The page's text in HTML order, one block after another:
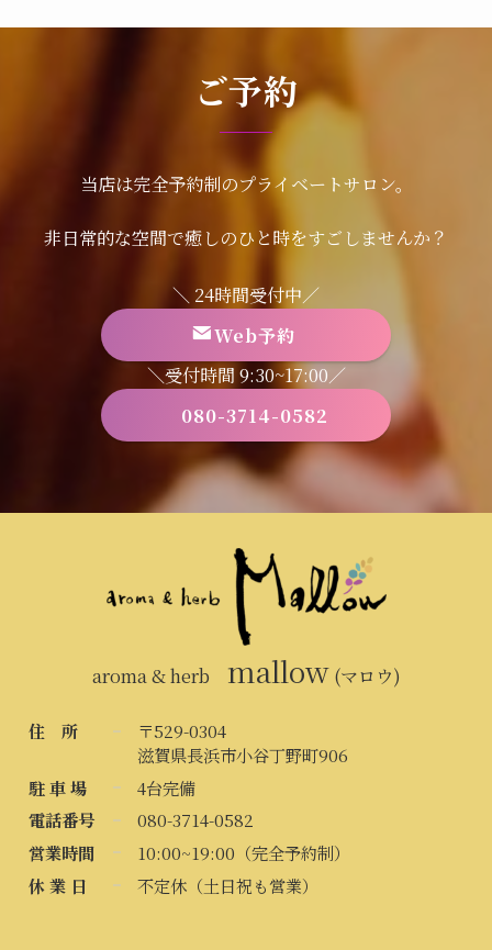
ご予約
当店は完全予約制のプライベートサロン。
非日常的な空間で癒しのひと時をすごしませんか？
＼ 24時間受付中／
Web予約
＼受付時間 9:30~17:00／
080-3714-0582
aroma & herb mallow(マロウ)
住 所
〒529-0304
滋賀県長浜市小谷丁野町906
駐 車 場
4台完備
電話番号
080-3714-0582
営業時間
10:00~19:00（完全予約制）
休 業 日
不定休（土日祝も営業）